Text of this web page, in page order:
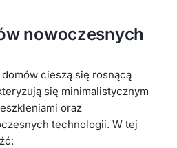
nowoczesnych
cieszą się rosnącą
się minimalistycznym
oraz
technologii. W tej